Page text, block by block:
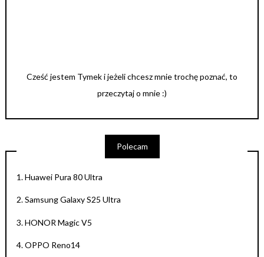
Cześć jestem Tymek i jeżeli chcesz mnie trochę poznać, to
przeczytaj o mnie :)
Polecam
1.Huawei Pura 80 Ultra
2.Samsung Galaxy S25 Ultra
3.HONOR Magic V5
4.OPPO Reno14